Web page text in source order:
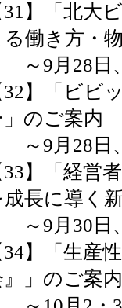
31】「北大
る働き方・
9月28日、
32】「ビビ
」のご案内
9月28日、
33】「経営
成長に導く
9月30日、
34】「生産
』」のご案内